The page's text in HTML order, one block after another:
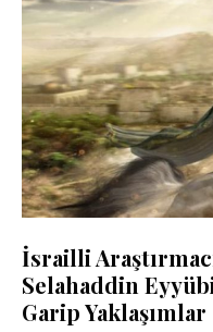
İsrailli
Selahaddin
Garip Yaklaşımlar